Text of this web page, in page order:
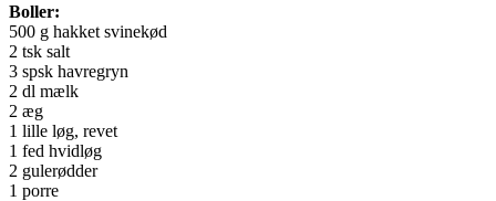
Boller:
500 g hakket svinekød
2 tsk salt
3 spsk havregryn
2 dl mælk
2 æg
1 lille løg, revet
1 fed hvidløg
2 gulerødder
1 porre